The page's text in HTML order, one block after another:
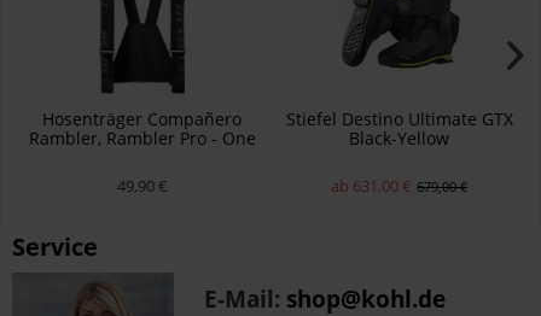
Hosenträger Compañero
Rambler, Rambler Pro - One
49,90 €
Stiefel Destino Ultimate GTX
Black-Yellow
ab 631,00 € 679,00 €
Service
E-Mail: shop@kohl.de